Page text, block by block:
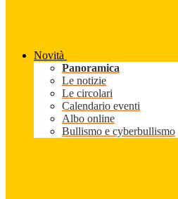
Novità
Panoramica
Le notizie
Le circolari
Calendario eventi
Albo online
Bullismo e cyberbullismo